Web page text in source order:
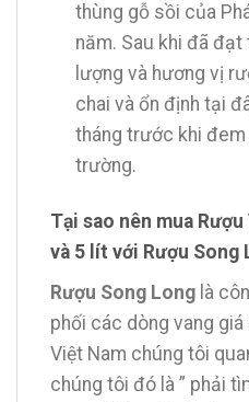
thùng gỗ sồi của
năm. Sau khi đã
lượng và hương vị
chai và ổn định tại
tháng trước khi
trường.
Tại sao nên mua
và 5 lít với Rượu Song
Rượu Song Long là
phối các dòng vang
Việt Nam chúng tôi
chúng tôi đó là ” phải